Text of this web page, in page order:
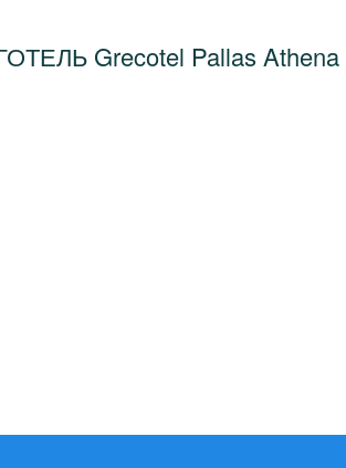
Grecotel Pallas Athena